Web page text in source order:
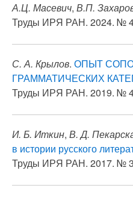
А.Ц. Масевич, В.П.
Труды ИРЯ РАН. 2024. № 4
С. А. Крылов. ОПЫТ
ГРАММАТИЧЕСКИХ
Труды ИРЯ РАН. 2019. №
И. Б. Иткин, В. Д.
в истории русского
Труды ИРЯ РАН. 2017. №